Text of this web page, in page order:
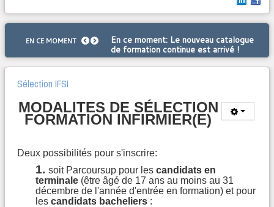
EN CE MOMENT En ce moment: Le nouveau catalogue
de formation continue est arrivé !
Sélection IFSI
MODALITES DE SÉLECTION
FORMATION INFIRMIER(E)​​
Deux possibilités pour s'inscrire:
1. soit Parcoursup pour les candidats en
terminale (être âgé de 17 ans au moins au 31
décembre de l'année d'entrée en formation) et pour
les candidats bacheliers :